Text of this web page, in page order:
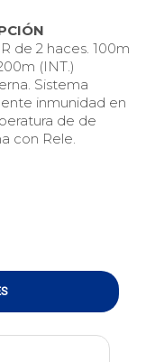
de 2 haces. 100m
(INT.)
Sistema
inmunidad en
de de
con Rele.